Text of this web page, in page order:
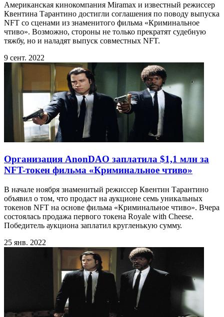
Американская кинокомпания Miramax и известный режиссер
Квентина Тарантино достигли соглашения по поводу выпуска
NFT со сценами из знаменитого фильма «Криминальное
чтиво». Возможно, стороны не только прекратят судебную
тяжбу, но и наладят выпуск совместных NFT.
9 сент. 2022
Организация AnonDAO заплатила $1,1 млн за
NFT-токен фильма «Криминальное чтиво»
В начале ноября знаменитый режиссер Квентин Тарантино
объявил о том, что продаст на аукционе семь уникальных
токенов NFT на основе фильма «Криминальное чтиво». Вчера
состоялась продажа первого токена Royale with Cheese.
Победитель аукциона заплатил кругленькую сумму.
25 янв. 2022